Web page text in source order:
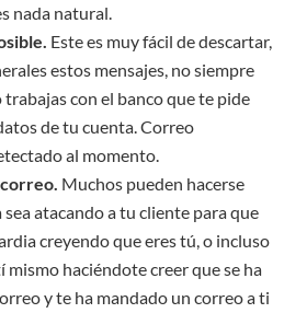
nada natural.
Este es muy fácil de descartar,
estos mensajes, no siempre
trabajas con el banco que te pide
de tu cuenta. Correo
al momento.
Muchos pueden hacerse
sea atacando a tu cliente para que
creyendo que eres tú, o incluso
mismo haciéndote creer que se ha
y te ha mandado un correo a ti